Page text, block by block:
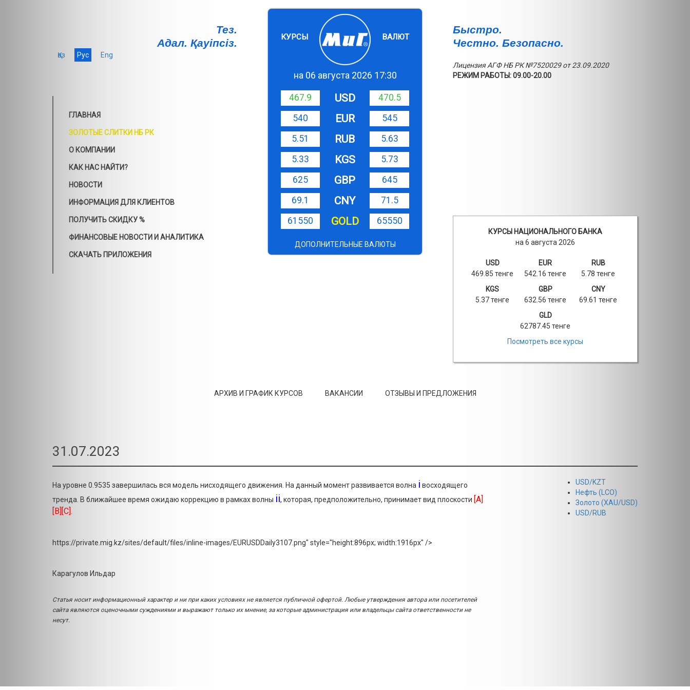
Тез.
Адал. Қауiпсiз.
Быстро.
Честно. Безопасно.
КУРСЫ ВАЛЮТ
на 06 августа 2026 17:30
467.9 USD
470.5
540
EUR
545
5.51
RUB
5.63
5.33
KGS
5.73
625
GBP
645
69.1
CNY
71.5
61550
GOLD 65550
ДОПОЛНИТЕЛЬНЫЕ ВАЛЮТЫ
Лицензия АГФ НБ РК №7520029 от 23.09.2020
РЕЖИМ РАБОТЫ: 09.00-20.00
КУРСЫ НАЦИОНАЛЬНОГО БАНКА
на 6 августа 2026
USD
469.85 тенге
EUR
542.16 тенге
RUB
5.78 тенге
KGS
5.37 тенге
GBP
632.56 тенге
CNY
69.61 тенге
GLD
62787.45 тенге
Посмотреть все курсы
Қаз Рус Eng
ГЛАВНАЯ
ЗОЛОТЫЕ СЛИТКИ НБ РК
О КОМПАНИИ
КАК НАС НАЙТИ?
НОВОСТИ
ИНФОРМАЦИЯ ДЛЯ КЛИЕНТОВ
ПОЛУЧИТЬ СКИДКУ %
ФИНАНСОВЫЕ НОВОСТИ И АНАЛИТИКА
СКАЧАТЬ ПРИЛОЖЕНИЯ
АРХИВ И ГРАФИК КУРСОВ ВАКАНСИИ ОТЗЫВЫ И ПРЕДЛОЖЕНИЯ
31.07.2023
На уровне 0.9535 завершилась вся модель нисходящего движения. На данный момент развивается волна i восходящего
тренда. В ближайшее время ожидаю коррекцию в рамках волны ii, которая, предположительно, принимает вид плоскости [A]
[B][C]
https://private.mig.kz/sites/default/files/inline-images/EURUSDDaily3107.png" style="height:896px; width:1916px" />
Карагулов Ильдар
Статья носит информационный характер и ни при каких условиях не является публичной офертой. Любые утверждения автора или посетителей
сайта являются оценочными суждениями и выражают только их мнение, за которые администрация или владельцы сайта ответственности не
несут.
USD/KZT
Нефть (LCO)
Золото (XAU/USD)
USD/RUB